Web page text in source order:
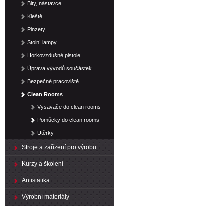
Bity, nástavce
Kleště
Pinzety
Stolní lampy
Horkovzdušné pistole
Úprava vývodů součástek
Bezpečné pracoviště
Clean Rooms
Vysavače do clean rooms
Pomůcky do clean rooms
Utěrky
Stroje a zařízení pro výrobu
Kurzy a školení
Antistatika
Výrobní materiály